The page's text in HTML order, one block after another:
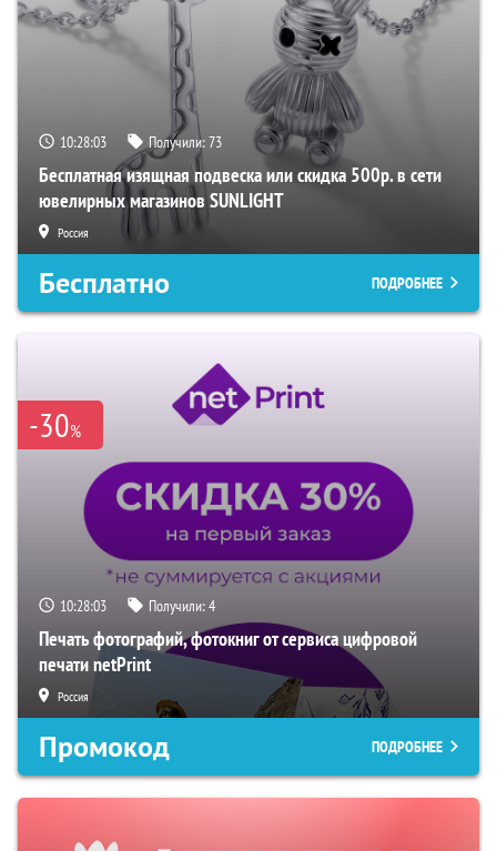
10:28:01 Получили:73
Бесплатная изящная подвеска или скидка 500р. в сети
ювелирных магазинов SUNLIGHT
Россия
Бесплатно ПОДРОБНЕЕ
-30%
10:28:01 Получили:4
Печать фотографий, фотокниг от сервиса цифровой
печати netPrint
Россия
Промокод ПОДРОБНЕЕ